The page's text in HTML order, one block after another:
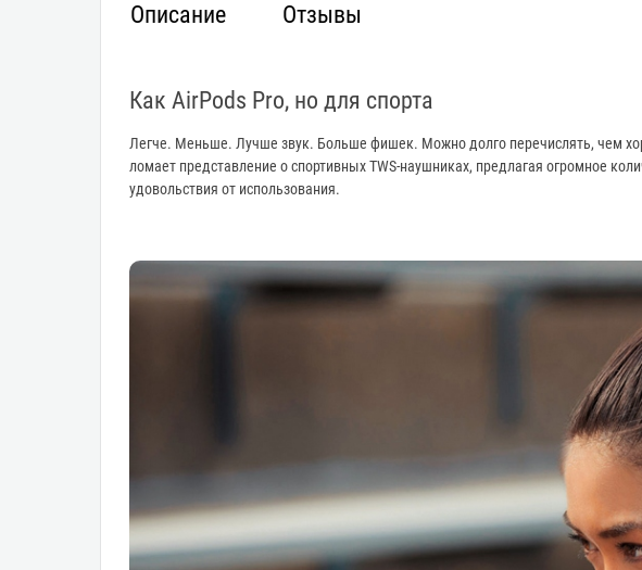
Описание Отзывы
Как AirPods Pro, но для спорта
Легче. Меньше. Лучше звук. Больше фишек. Можно долго перечислять, чем
ломает представление о спортивных TWS-наушниках, предлагая огромное
удовольствия от использования.